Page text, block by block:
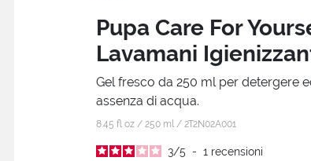
Pupa Care For
Lavamani
Gel fresco da 250 ml per detergere
assenza di acqua.
8.45 fl oz / 250 ml / 2T2N02A001
3/5 - 1 recensioni